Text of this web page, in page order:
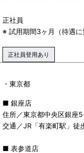
正社員
※ 試用期間3ヶ月（待遇に
正社員登用あり
東京都
■ 銀座店
住所／東京都中央区銀座
交通／JR「有楽町駅」徒
■ 表参道店